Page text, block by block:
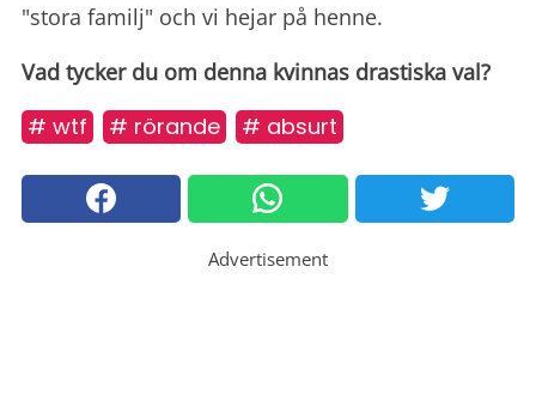
"stora familj" och vi hejar på henne.
Vad tycker du om denna kvinnas drastiska val?
# wtf # rörande # absurt
Advertisement